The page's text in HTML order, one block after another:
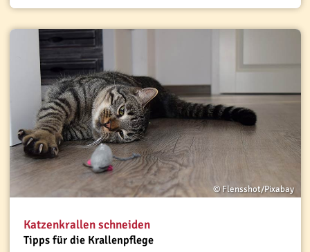
© Flensshot/Pixabay
Katzenkrallen schneiden
Tipps für die Krallenpflege